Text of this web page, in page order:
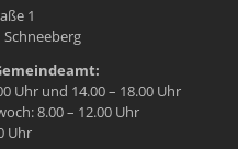
1
Uhr und 14.00 – 18.00 Uhr
8.00 – 12.00 Uhr
Uhr